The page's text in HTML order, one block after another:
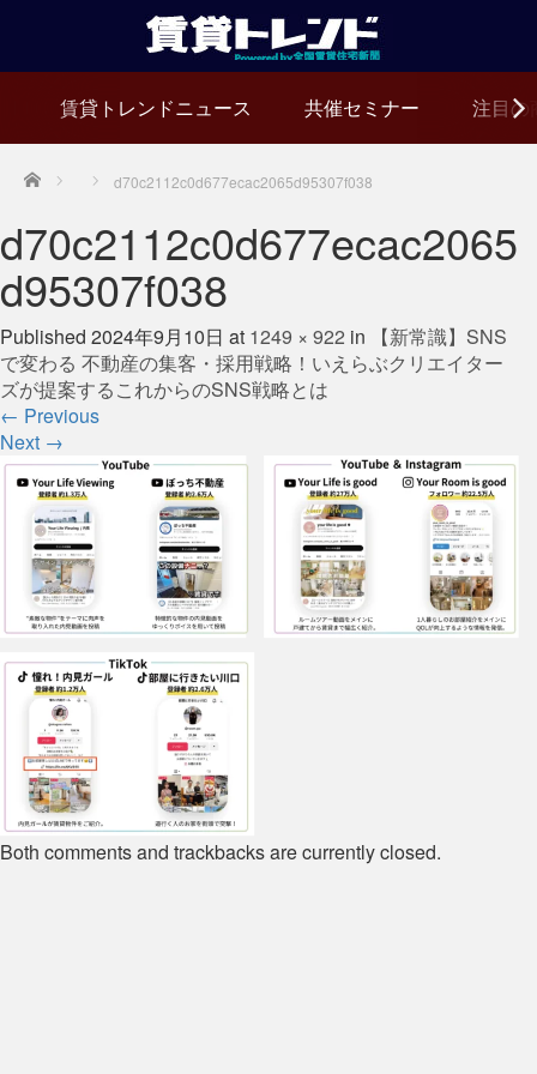
賃貸トレンドニュース 共催セミナー 注目の
Home d70c2112c0d677ecac2065d95307f038
d70c2112c0d677ecac2065
d95307f038
Published 2024年9月10日 at 1249 × 922 in
【新常識】SNS
で変わる 不動産の集客・採用戦略！いえらぶクリエイター
ズが提案するこれからのSNS戦略とは
← Previous
Next →
Both comments and trackbacks are currently closed.